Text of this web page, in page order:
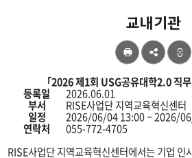
교내기관
공
시
「2026 제1회 USG공유대학2.0 직
등록일 2026.06.01
부서 RISE사업단 지역교육혁신센터
일정 2026/06/04 13:00 ~ 2026/
연락처
055-772-4705
RISE사업단 지역교육혁신센터에서는 기업 인